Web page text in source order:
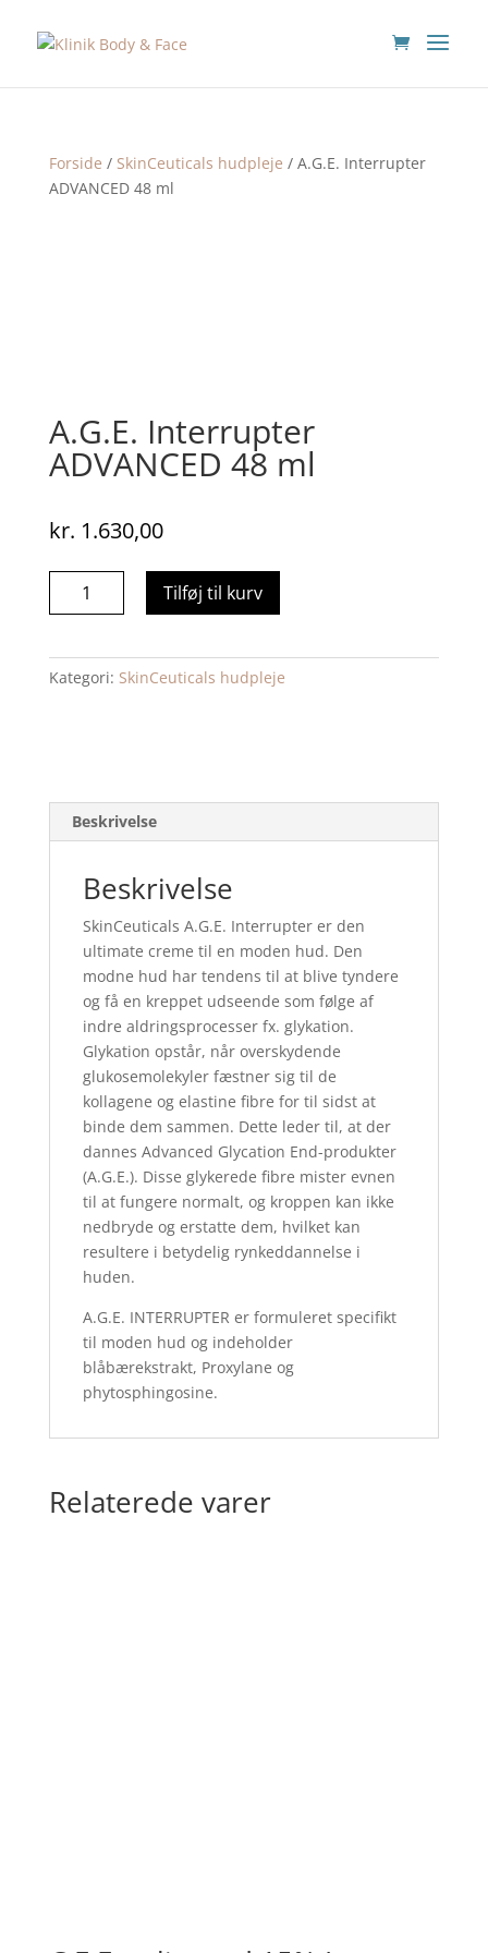
Forside / SkinCeuticals hudpleje / A.G.E. Interrupter
ADVANCED 48 ml
A.G.E. Interrupter
ADVANCED 48 ml
kr. 1.630,00
A.G.E.
48
ml
Tilføj til kurv
Kategori: SkinCeuticals hudpleje
Beskrivelse
Beskrivelse
SkinCeuticals A.G.E. Interrupter er den
ultimate creme til en moden hud. Den
modne hud har tendens til at blive tyndere
og få en kreppet udseende som følge af
indre aldringsprocesser fx. glykation.
Glykation opstår, når overskydende
glukosemolekyler fæstner sig til de
kollagene og elastine fibre for til sidst at
binde dem sammen. Dette leder til, at der
dannes Advanced Glycation End-produkter
(A.G.E.). Disse glykerede fibre mister evnen
til at fungere normalt, og kroppen kan ikke
nedbryde og erstatte dem, hvilket kan
resultere i betydelig rynkeddannelse i
huden.
A.G.E. INTERRUPTER er formuleret specifikt
til moden hud og indeholder
blåbærekstrakt, Proxylane og
phytosphingosine.
Relaterede varer